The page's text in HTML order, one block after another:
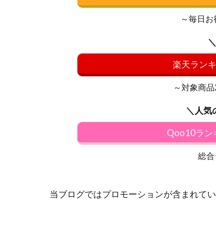
～毎日
楽天ラン
～対象商
＼人気
Qoo10ラン
総
当ブログではプロモーションが含まれてい